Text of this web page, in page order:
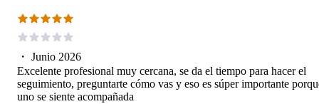
・ Junio 2026
Excelente profesional muy cercana, se da el tiempo para hacer el
seguimiento, preguntarte cómo vas y eso es súper importante
uno se siente acompañada